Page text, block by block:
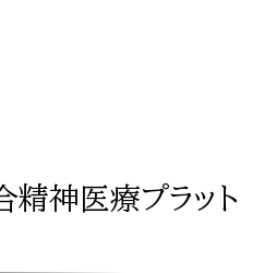
精神医療プラット